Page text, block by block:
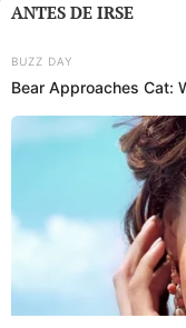
ANTES DE IRSE